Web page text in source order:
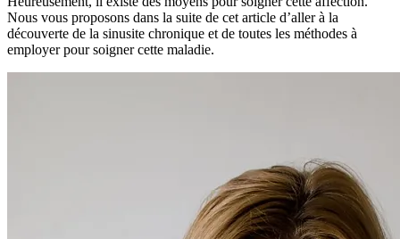
Nous vous proposons dans la suite de cet article d’aller à la
découverte de la sinusite chronique et de toutes les méthodes à
employer pour soigner cette maladie.